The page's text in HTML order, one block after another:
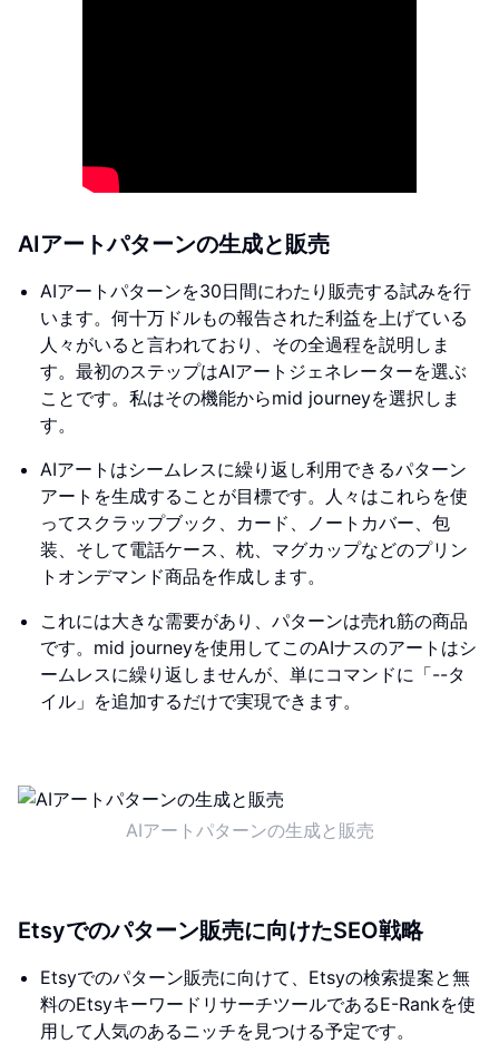
AIアートパターンの生成と販売
AIアートパターンを30日間にわたり販売する試みを行
います。何十万ドルもの報告された利益を上げている
人々がいると言われており、その全過程を説明しま
す。最初のステップはAIアートジェネレーターを選ぶ
ことです。私はその機能からmid journeyを選択しま
す。
AIアートはシームレスに繰り返し利用できるパターン
アートを生成することが目標です。人々はこれらを使
ってスクラップブック、カード、ノートカバー、包
装、そして電話ケース、枕、マグカップなどのプリン
トオンデマンド商品を作成します。
これには大きな需要があり、パターンは売れ筋の商品
です。mid journeyを使用してこのAIナスのアートはシ
ームレスに繰り返しませんが、単にコマンドに「--タ
イル」を追加するだけで実現できます。
AIアートパターンの生成と販売
Etsyでのパターン販売に向けたSEO戦略
Etsyでのパターン販売に向けて、Etsyの検索提案と無
料のEtsyキーワードリサーチツールであるE-Rankを使
用して人気のあるニッチを見つける予定です。